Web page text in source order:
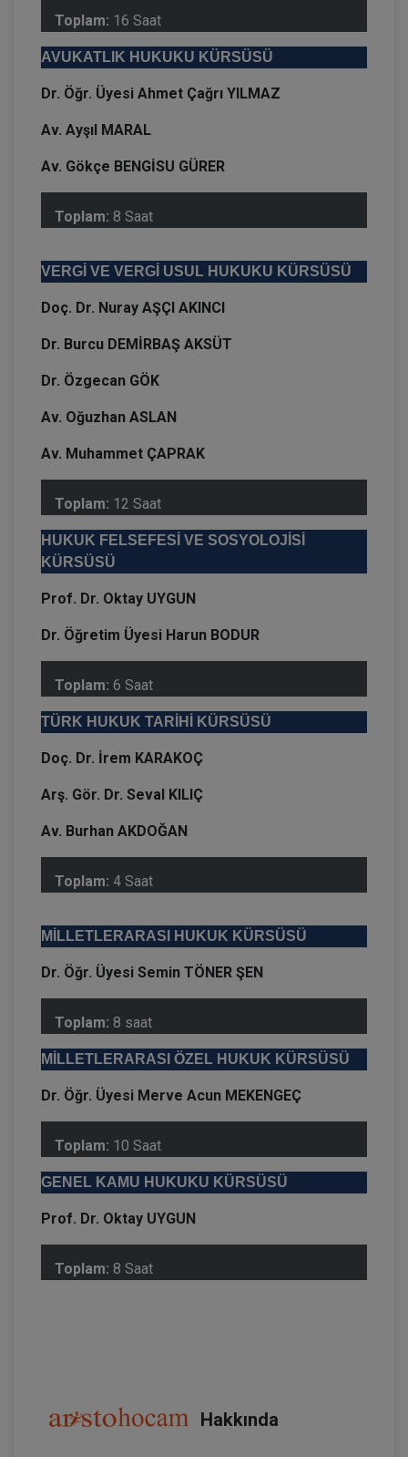
Toplam: 16 Saat
AVUKATLIK HUKUKU KÜRSÜSÜ
Dr. Öğr. Üyesi Ahmet Çağrı YILMAZ
Av. Ayşıl MARAL
Av. Gökçe BENGİSU GÜRER
Toplam: 8 Saat
VERGİ VE VERGİ USUL HUKUKU KÜRSÜSÜ
Doç. Dr. Nuray AŞÇI AKINCI
Dr. Burcu DEMİRBAŞ AKSÜT
Dr. Özgecan GÖK
Av. Oğuzhan ASLAN
Av. Muhammet ÇAPRAK
Toplam: 12 Saat
HUKUK FELSEFESİ VE SOSYOLOJİSİ
KÜRSÜSÜ
Prof. Dr. Oktay UYGUN
Dr. Öğretim Üyesi Harun BODUR
Toplam: 6 Saat
TÜRK HUKUK TARİHİ KÜRSÜSÜ
Doç. Dr. İrem KARAKOÇ
Arş. Gör. Dr. Seval KILIÇ
Av. Burhan AKDOĞAN
Toplam: 4 Saat
MİLLETLERARASI HUKUK KÜRSÜSÜ
Dr. Öğr. Üyesi Semin TÖNER ŞEN
Toplam: 8 saat
MİLLETLERARASI ÖZEL HUKUK KÜRSÜSÜ
Dr. Öğr. Üyesi Merve Acun MEKENGEÇ
Toplam: 10 Saat
GENEL KAMU HUKUKU KÜRSÜSÜ
Prof. Dr. Oktay UYGUN
Toplam: 8 Saat
Hakkında